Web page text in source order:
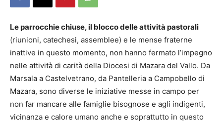
Le parrocchie chiuse, il blocco delle attività pastorali
(riunioni, catechesi, assemblee) e le mense fraterne
inattive in questo momento, non hanno fermato l’impegno
nelle attività di carità della Diocesi di Mazara del Vallo. Da
Marsala a Castelvetrano, da Pantelleria a Campobello di
Mazara, sono diverse le iniziative messe in campo per
non far mancare alle famiglie bisognose e agli indigenti,
vicinanza e calore umano anche e soprattutto in questo